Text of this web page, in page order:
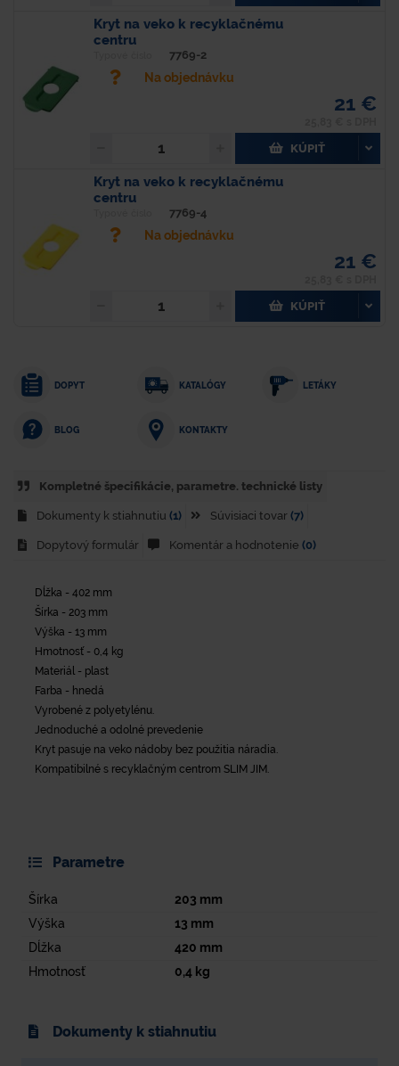
Kryt na veko k recyklačnému
centru
7769-2
Na objednávku
21 €
KÚPIŤ
Kryt na veko k recyklačnému
centru
7769-4
Na objednávku
21 €
KÚPIŤ
DOPYT KATALÓGY LETÁKY
BLOG KONTAKTY
Kompletné špecifikácie, parametre. technické listy
Dokumenty k stiahnutiu (1) Súvisiaci tovar (7)
Dopytový formulár Komentár a hodnotenie (0)
Dĺžka - 402 mm
Šírka - 203 mm
Výška - 13 mm
Hmotnosť - 0,4 kg
Materiál - plast
Farba - hnedá
Vyrobené z polyetylénu.
Jednoduché a odolné prevedenie
Kryt pasuje na veko nádoby bez použitia náradia.
Kompatibilné s recyklačným centrom SLIM JIM.
Parametre
Šírka 203 mm
Výška
13 mm
Dĺžka
420 mm
Hmotnosť
0,4kg
Dokumenty k stiahnutiu